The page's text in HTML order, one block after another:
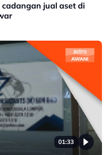
jual aset di
01:33